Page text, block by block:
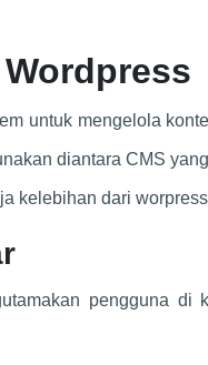
untuk mengelola
diantara CMS
kelebihan dari
pengguna di